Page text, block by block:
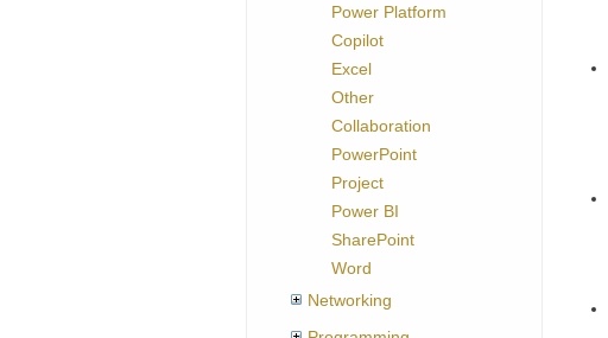
Power Platform
Copilot
Excel
Other
Collaboration
PowerPoint
Project
Power BI
SharePoint
Word
Networking